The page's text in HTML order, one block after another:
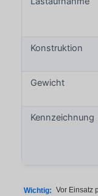
Konstruktion
Gewicht
Kennzeichnung
Wichtig: Vor Einsatz